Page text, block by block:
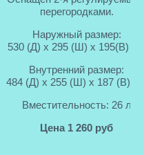
перегородками.
Наружный размер:
530 (Д) x 295 (Ш) x 195(В)
Внутренний размер:
484 (Д) x 255 (Ш) x 187 (В)
Вместительность: 26 л
Цена 1 260 руб